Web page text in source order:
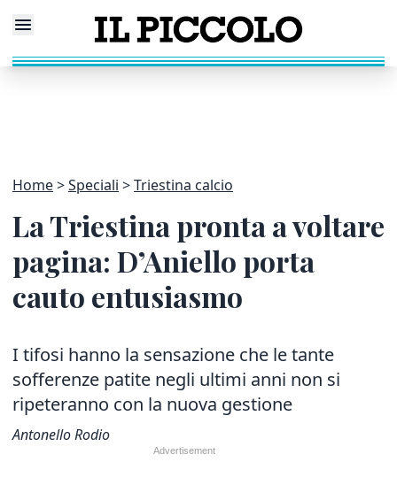
Home Speciali Triestina calcio
La Triestina pronta a voltare
pagina: D’Aniello porta
cauto entusiasmo
I tifosi hanno la sensazione che le tante
sofferenze patite negli ultimi anni non si
ripeteranno con la nuova gestione​​​​
Antonello Rodio